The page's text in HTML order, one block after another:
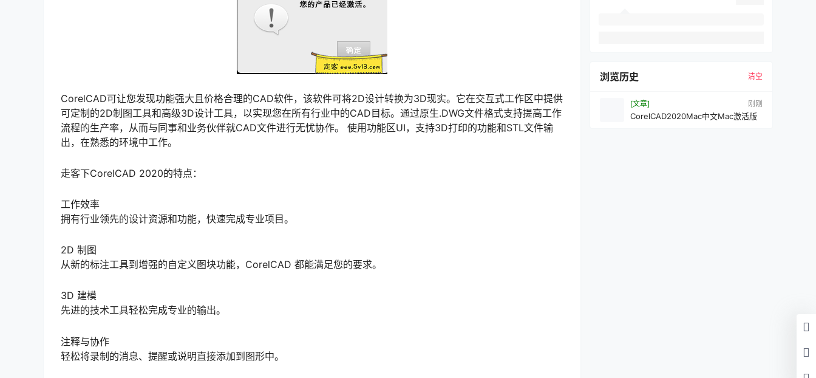
CorelCAD可让您发现功能强大且价格合理的CAD软件，该软件可将2D设计转换为3D现实。它在交互式工作区中提供
可定制的2D制图工具和高级3D设计工具，以实现您在所有行业中的CAD目标。通过原生.DWG文件格式支持提高工作
流程的生产率，从而与同事和业务伙伴就CAD文件进行无忧协作。 使用功能区UI，支持3D打印的功能和STL文件输
出，在熟悉的环境中工作。
走客下CorelCAD 2020的特点：
工作效率
拥有行业领先的设计资源和功能，快速完成专业项目。
2D 制图
从新的标注工具到增强的自定义图块功能，CorelCAD 都能满足您的要求。
3D 建模
先进的技术工具轻松完成专业的输出。
注释与协作
轻松将录制的消息、提醒或说明直接添加到图形中。
浏览历史 清空
[文章] 刚刚
CorelCAD2020Mac中文Mac激活版